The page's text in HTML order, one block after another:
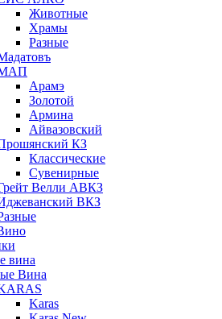
Животные
Храмы
Разные
Арамэ
Золотой
Армина
Айвазовский
КЗ
Классические
Сувенирные
Велли АВКЗ
ВКЗ
вина
Вина
Karas